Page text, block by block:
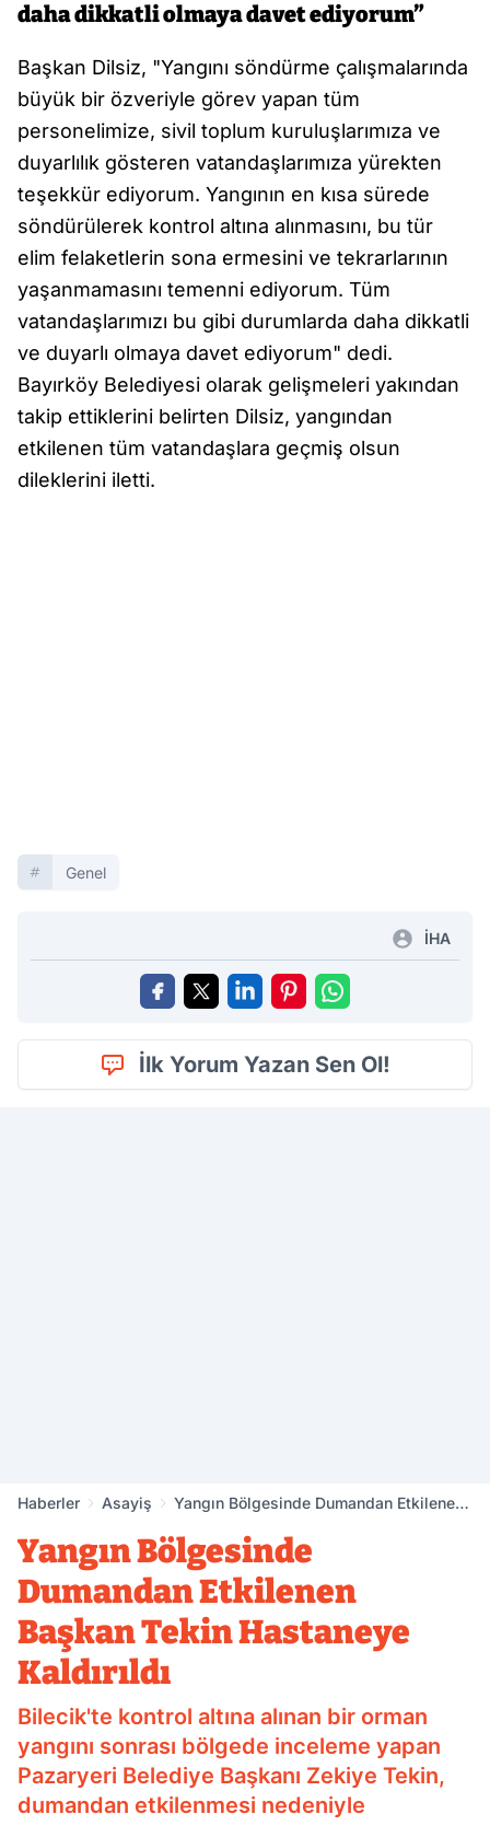
daha dikkatli olmaya davet ediyorum”
Başkan Dilsiz, "Yangını söndürme çalışmalarında
büyük bir özveriyle görev yapan tüm
personelimize, sivil toplum kuruluşlarımıza ve
duyarlılık gösteren vatandaşlarımıza yürekten
teşekkür ediyorum. Yangının en kısa sürede
söndürülerek kontrol altına alınmasını, bu tür
elim felaketlerin sona ermesini ve tekrarlarının
yaşanmamasını temenni ediyorum. Tüm
vatandaşlarımızı bu gibi durumlarda daha dikkatli
ve duyarlı olmaya davet ediyorum" dedi.
Bayırköy Belediyesi olarak gelişmeleri yakından
takip ettiklerini belirten Dilsiz, yangından
etkilenen tüm vatandaşlara geçmiş olsun
dileklerini iletti.
Genel
İHA
İlk Yorum Yazan Sen Ol!
Haberler Asayiş
Yangın Bölgesinde Dumandan Etkilenen
Yangın Bölgesinde
Dumandan Etkilenen
Başkan Tekin Hastaneye
Kaldırıldı
Bilecik'te kontrol altına alınan bir orman
yangını sonrası bölgede inceleme yapan
Pazaryeri Belediye Başkanı Zekiye Tekin,
dumandan etkilenmesi nedeniyle